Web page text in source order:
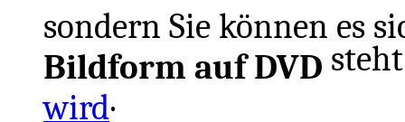
sondern Sie können es
Bildform auf DVD
wird.